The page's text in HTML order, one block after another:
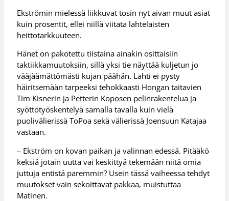
Ekströmin mielessä liikkuvat tosin nyt aivan muut asiat
kuin prosentit, ellei niillä viitata lahtelaisten
heittotarkkuuteen.
Hänet on pakotettu tiistaina ainakin osittaisiin
taktiikkamuutoksiin, sillä yksi tie näyttää kuljetun jo
vääjäämättömästi kujan päähän. Lahti ei pysty
häiritsemään tarpeeksi tehokkaasti Hongan taitavien
Tim Kisnerin ja Petterin Koposen pelinrakentelua ja
syöttötyöskentelyä samalla tavalla kuin vielä
puolivälierissä ToPoa sekä välierissä Joensuun Katajaa
vastaan.
– Ekström on kovan paikan ja valinnan edessä. Pitääkö
keksiä jotain uutta vai keskittyä tekemään niitä omia
juttuja entistä paremmin? Usein tässä vaiheessa tehdyt
muutokset vain sekoittavat pakkaa, muistuttaa
Matinen.